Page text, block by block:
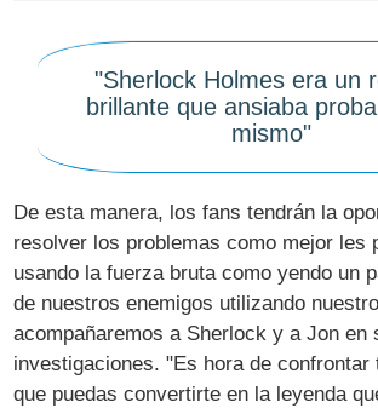
"Sherlock Holmes era un
brillante que ansiaba
mismo"
De esta manera, los fans tendrán la
resolver los problemas como mejor les
usando la fuerza bruta como yendo un
de nuestros enemigos utilizando
acompañaremos a Sherlock y a Jon en
investigaciones. "Es hora de confrontar
que puedas convertirte en la leyenda